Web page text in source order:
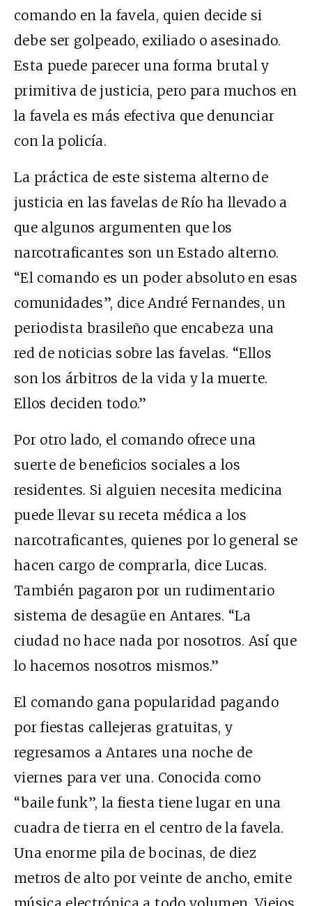
comando en la favela, quien decide si
debe ser golpeado, exiliado o asesinado.
Esta puede parecer una forma brutal y
primitiva de justicia, pero para muchos en
la favela es más efectiva que denunciar
con la policía.
La práctica de este sistema alterno de
justicia en las favelas de Río ha llevado a
que algunos argumenten que los
narcotraficantes son un Estado alterno.
“El comando es un poder absoluto en esas
comunidades”, dice André Fernandes, un
periodista brasileño que encabeza una
red de noticias sobre las favelas. “Ellos
son los árbitros de la vida y la muerte.
Ellos deciden todo.”
Por otro lado, el comando ofrece una
suerte de beneficios sociales a los
residentes. Si alguien necesita medicina
puede llevar su receta médica a los
narcotraficantes, quienes por lo general se
hacen cargo de comprarla, dice Lucas.
También pagaron por un rudimentario
sistema de desagüe en Antares. “La
ciudad no hace nada por nosotros. Así que
lo hacemos nosotros mismos.”
El comando gana popularidad pagando
por fiestas callejeras gratuitas, y
regresamos a Antares una noche de
viernes para ver una. Conocida como
“baile funk”, la fiesta tiene lugar en una
cuadra de tierra en el centro de la favela.
Una enorme pila de bocinas, de diez
metros de alto por veinte de ancho, emite